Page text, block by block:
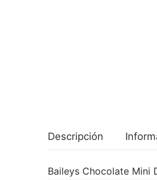
Descripción
Baileys Chocolate Mini